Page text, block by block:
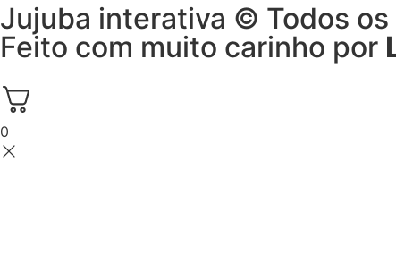
Jujuba interativa © Todos
Feito com muito carinho por
0